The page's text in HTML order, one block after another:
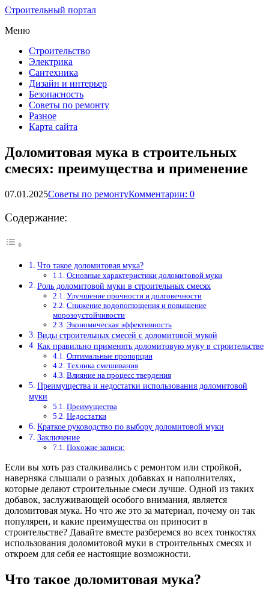
Строительный портал
Меню
Строительство
Электрика
Сантехника
Дизайн и интерьер
Безопасность
Советы по ремонту
Разное
Карта сайта
Доломитовая мука в строительных
смесях: преимущества и применение
07.01.2025Советы по ремонтуКомментарии: 0
Содержание:
Что такое доломитовая мука?
Основные характеристики доломитовой муки
Роль доломитовой муки в строительных смесях
Улучшение прочности и долговечности
Снижение водопоглощения и повышение
морозоустойчивости
Экономическая эффективность
Виды строительных смесей с доломитовой мукой
Как правильно применять доломитовую муку в строительстве
Оптимальные пропорции
Техника смешивания
Влияние на процесс твердения
Преимущества и недостатки использования доломитовой
муки
Преимущества
Недостатки
Краткое руководство по выбору доломитовой муки
Заключение
Похожие записи:
Если вы хоть раз сталкивались с ремонтом или стройкой,
наверняка слышали о разных добавках и наполнителях,
которые делают строительные смеси лучше. Одной из таких
добавок, заслуживающей особого внимания, является
доломитовая мука. Но что же это за материал, почему он так
популярен, и какие преимущества он приносит в
строительстве? Давайте вместе разберемся во всех тонкостях
использования доломитовой муки в строительных смесях и
откроем для себя ее настоящие возможности.
Что такое доломитовая мука?